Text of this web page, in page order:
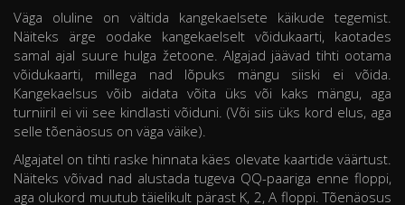
Väga oluline on vältida kangekaelsete käikude tegemist.
Näiteks ärge oodake kangekaelselt võidukaarti, kaotades
samal ajal suure hulga žetoone. Algajad jäävad tihti ootama
võidukaarti, millega nad lõpuks mängu siiski ei võida.
Kangekaelsus võib aidata võita üks või kaks mängu, aga
turniiril ei vii see kindlasti võiduni. (Või siis üks kord elus, aga
selle tõenäosus on väga väike).
Algajatel on tihti raske hinnata käes olevate kaartide väärtust.
Näiteks võivad nad alustada tugeva QQ-paariga enne floppi,
aga olukord muutub täielikult pärast K, 2, A floppi. Tõenäosus